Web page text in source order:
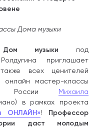
Дома музыки
Дом музыки под
приглашает
всех ценителей
онлайн мастер-классы
России Михаила
в рамках проекта
ОНЛАЙН»! Профессор
даст молодым